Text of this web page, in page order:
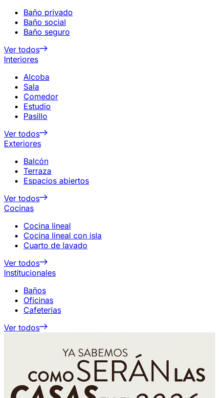
Baño privado
Baño social
Baño seguro
Ver todos
Interiores
Alcoba
Sala
Comedor
Estudio
Pasillo
Ver todos
Exteriores
Balcón
Terraza
Espacios abiertos
Ver todos
Cocinas
Cocina lineal
Cocina lineal con isla
Cuarto de lavado
Ver todos
Institucionales
Baños
Oficinas
Cafeterias
Ver todos